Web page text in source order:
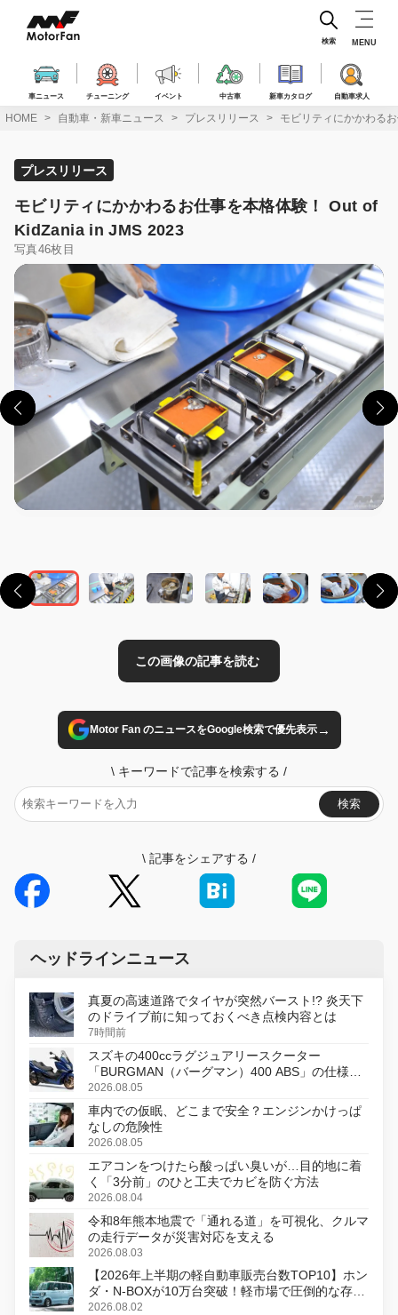
ス
車ニュース チューニング イベント 中古車 新車カタログ 自動車求人
検索 MENU
HOME 自動車・新車ニュース プレスリリース モビリティにかかわる
プレスリリース
モビリティにかかわるお仕事を本格体験！ Out of
KidZania in JMS 2023
写真46枚目
Motor Fan のニュースをGoogle検索で優先表示→
\ キーワードで記事を検索する /
検索
\ 記事をシェアする /
ヘッドラインニュース
真夏の高速道路でタイヤが突然バースト!? 炎天下
のドライブ前に知っておくべき点検内容とは
7時間前
スズキの400ccラグジュアリースクーター
「BURGMAN（バーグマン）400 ABS」の仕様を
変更し、8月18日に発売
2026.08.05
車内での仮眠、どこまで安全？エンジンかけっぱ
なしの危険性
2026.08.05
エアコンをつけたら酸っぱい臭いが…目的地に着
く「3分前」のひと工夫でカビを防ぐ方法
2026.08.04
令和8年熊本地震で「通れる道」を可視化、クルマ
の走行データが災害対応を支える
2026.08.03
【2026年上半期の軽自動車販売台数TOP10】ホン
ダ・N-BOXが10万台突破！軽市場で圧倒的な存在
感
2026.08.02